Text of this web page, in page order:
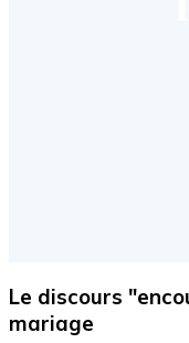
Le discours
mariage